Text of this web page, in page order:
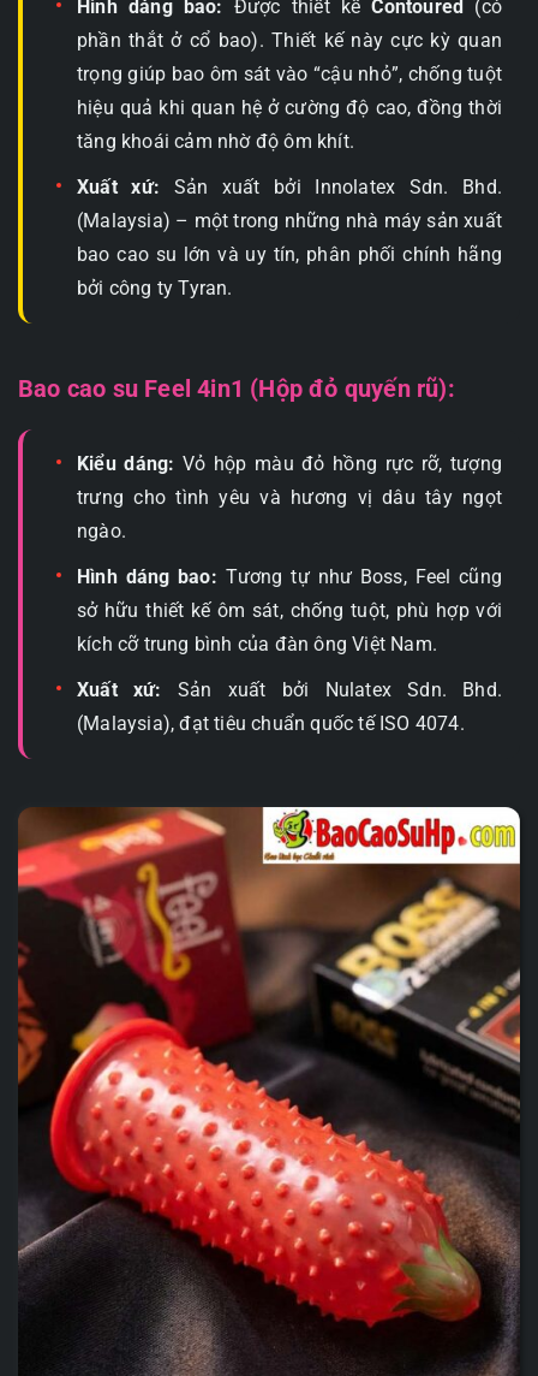
Hình dáng bao: Được thiết kếContoured
(có
phần thắt ở cổ bao). Thiết kế này cực kỳ quan
trọng giúp bao ôm sát vào “cậu nhỏ”, chống tuột
hiệu quả khi quan hệ ở cường độ cao, đồng thời
tăng khoái cảm nhờ độ ôm khít.
Xuất xứ: Sản xuất bởi Innolatex Sdn. Bhd.
(Malaysia) – một trong những nhà máy sản xuất
bao cao su lớn và uy tín, phân phối chính hãng
bởi công ty Tyran.
Bao cao su Feel 4in1 (Hộp đỏ quyến rũ):
Kiểu dáng: Vỏ hộp màu đỏ hồng rực rỡ, tượng
trưng cho tình yêu và hương vị dâu tây ngọt
ngào.
Hình dáng bao: Tương tự như Boss, Feel cũng
sở hữu thiết kế ôm sát, chống tuột, phù hợp với
kích cỡ trung bình của đàn ông Việt Nam.
Xuất xứ: Sản xuất bởi Nulatex Sdn. Bhd.
(Malaysia), đạt tiêu chuẩn quốc tế ISO 4074.